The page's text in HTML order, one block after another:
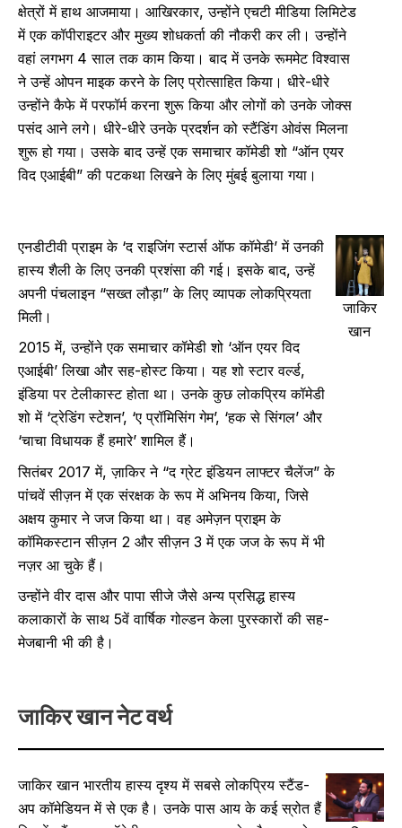
क्षेत्रों में हाथ आजमाया। आखिरकार, उन्होंने एचटी मीडिया लिमिटेड
में एक कॉपीराइटर और मुख्य शोधकर्ता की नौकरी कर ली। उन्होंने
वहां लगभग 4 साल तक काम किया। बाद में उनके रूममेट विश्वास
ने उन्हें ओपन माइक करने के लिए प्रोत्साहित किया। धीरे-धीरे
उन्होंने कैफे में परफॉर्म करना शुरू किया और लोगों को उनके जोक्स
पसंद आने लगे। धीरे-धीरे उनके प्रदर्शन को स्टैंडिंग ओवंस मिलना
शुरू हो गया। उसके बाद उन्हें एक समाचार कॉमेडी शो “ऑन एयर
विद एआईबी” की पटकथा लिखने के लिए मुंबई बुलाया गया।
एनडीटीवी प्राइम के ‘द राइजिंग स्टार्स ऑफ कॉमेडी’ में उनकी
हास्य शैली के लिए उनकी प्रशंसा की गई। इसके बाद, उन्हें
अपनी पंचलाइन “सख्त लौड़ा” के लिए व्यापक लोकप्रियता
मिली।
2015 में, उन्होंने एक समाचार कॉमेडी शो ‘ऑन एयर विद
एआईबी’ लिखा और सह-होस्ट किया। यह शो स्टार वर्ल्ड,
इंडिया पर टेलीकास्ट होता था। उनके कुछ लोकप्रिय कॉमेडी
शो में ‘ट्रेडिंग स्टेशन’, ‘ए प्रॉमिसिंग गेम’, ‘हक से सिंगल’ और
‘चाचा विधायक हैं हमारे’ शामिल हैं।
सितंबर 2017 में, ज़ाकिर ने “द ग्रेट इंडियन लाफ्टर चैलेंज” के
पांचवें सीज़न में एक संरक्षक के रूप में अभिनय किया, जिसे
अक्षय कुमार ने जज किया था। वह अमेज़न प्राइम के
कॉमिकस्टान सीज़न 2 और सीज़न 3 में एक जज के रूप में भी
नज़र आ चुके हैं।
उन्होंने वीर दास और पापा सीजे जैसे अन्य प्रसिद्ध हास्य
कलाकारों के साथ 5वें वार्षिक गोल्डन केला पुरस्कारों की सह-
मेजबानी भी की है।
जाकिर
खान
जाकिर खाननेटवर्थ
जाकिर खान भारतीय हास्य दृश्य में सबसे लोकप्रिय स्टैंड-
अप कॉमेडियन में से एक है। उनके पास आय के कई स्रोत हैं